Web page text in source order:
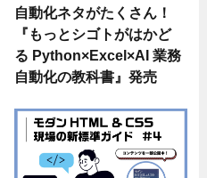
自動化ネタがたくさん！
『もっとシゴトがはかど
る Python×Excel×AI 業務
自動化の教科書』発売